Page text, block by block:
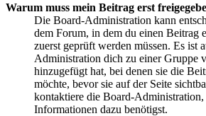
Warum muss mein Beitrag erst
Die Board-Administration kann
dem Forum, in dem du einen Beitrag
zuerst geprüft werden müssen. Es ist
Administration dich zu einer Gruppe
hinzugefügt hat, bei denen sie die
möchte, bevor sie auf der Seite
kontaktiere die Board-
Informationen dazu benötigst.